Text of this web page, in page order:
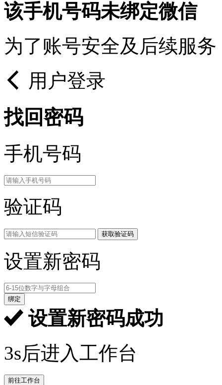
该手机号码未绑定微信
为了账号安全及后续服
用户登录
找回密码
手机号码
验证码
获取验证码
设置新密码
绑定
设置新密码成功
3s后进入工作台
前往工作台